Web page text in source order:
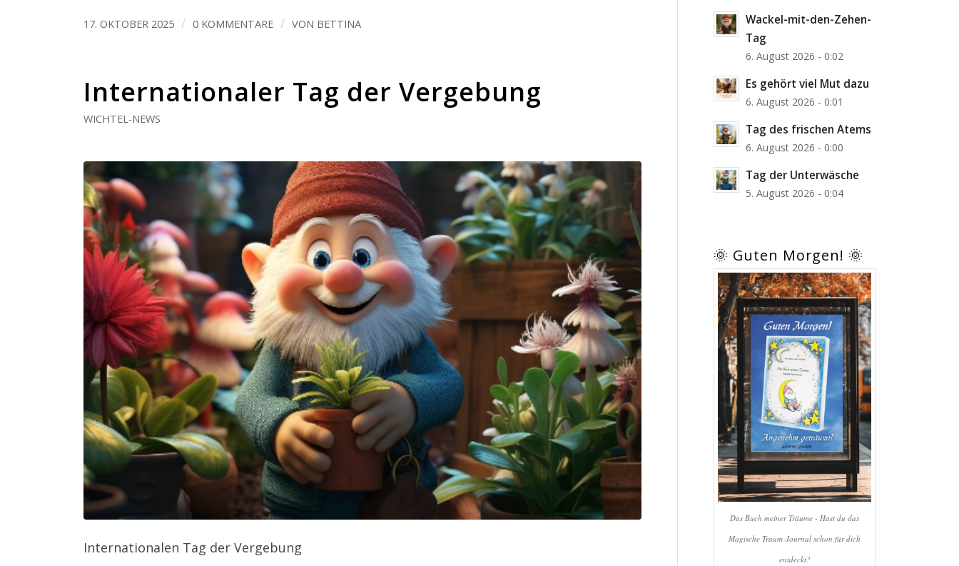
17. OKTOBER 2025 / 0 KOMMENTARE / VON BETTINA
Internationaler Tag der Vergebung
WICHTEL-NEWS
Internationalen Tag der Vergebung
Wackel-mit-den-Zehen-
Tag
6. August 2026 - 0:02
Es gehört viel Mut dazu
6. August 2026 - 0:01
Tag des frischen Atems
6. August 2026 - 0:00
Tag der Unterwäsche
5. August 2026 - 0:04
🌞 Guten Morgen! 🌞
Das Buch meiner Träume - Hast du das
Magische Traum-Journal schon für dich
entdeckt?